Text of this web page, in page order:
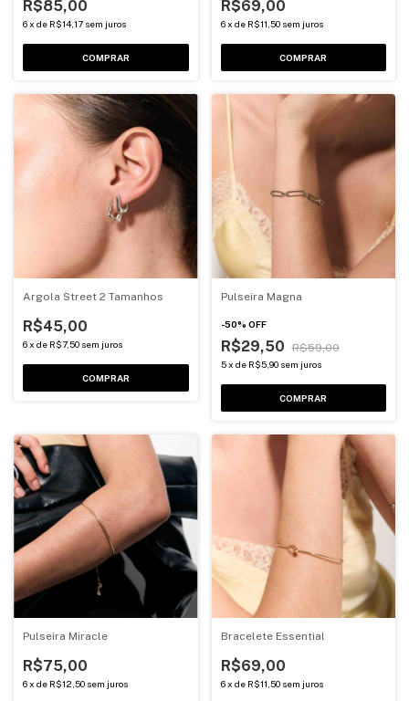
R$85,00
6x de R$14,17 sem juros
COMPRAR
R$69,00
6 x de R$11,50 sem juros
COMPRAR
Argola Street 2 Tamanhos
R$45,00
6x de R$7,50 sem juros
COMPRAR
Pulseira Magna
-50% OFF
R$29,50 R$59,00
5 x de R$5,90 sem juros
COMPRAR
Pulseira Miracle
R$75,00
6x de R$12,50 sem juros
Bracelete Essential
R$69,00
6 x de R$11,50 sem juros